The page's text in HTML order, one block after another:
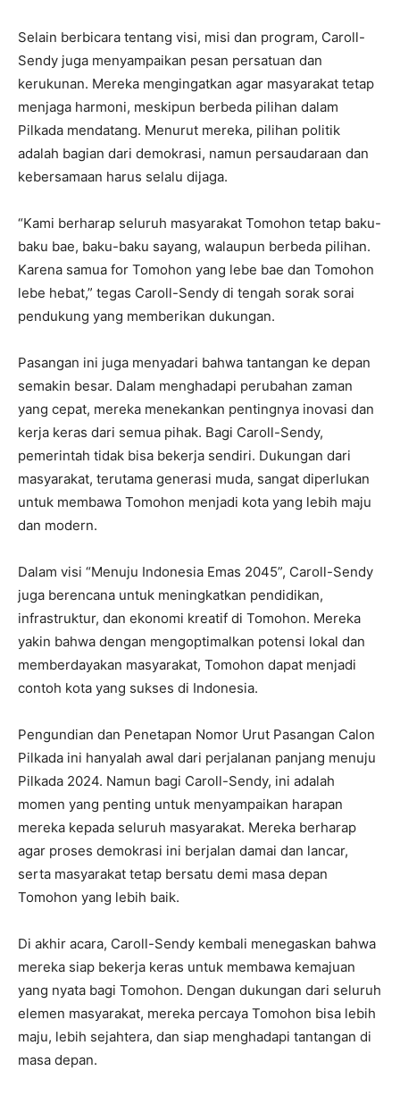
Selain berbicara tentang visi, misi dan program, Caroll-
Sendy juga menyampaikan pesan persatuan dan
kerukunan. Mereka mengingatkan agar masyarakat tetap
menjaga harmoni, meskipun berbeda pilihan dalam
Pilkada mendatang. Menurut mereka, pilihan politik
adalah bagian dari demokrasi, namun persaudaraan dan
kebersamaan harus selalu dijaga.
“Kami berharap seluruh masyarakat Tomohon tetap baku-
baku bae, baku-baku sayang, walaupun berbeda pilihan.
Karena samua for Tomohon yang lebe bae dan Tomohon
lebe hebat,” tegas Caroll-Sendy di tengah sorak sorai
pendukung yang memberikan dukungan.
Pasangan ini juga menyadari bahwa tantangan ke depan
semakin besar. Dalam menghadapi perubahan zaman
yang cepat, mereka menekankan pentingnya inovasi dan
kerja keras dari semua pihak. Bagi Caroll-Sendy,
pemerintah tidak bisa bekerja sendiri. Dukungan dari
masyarakat, terutama generasi muda, sangat diperlukan
untuk membawa Tomohon menjadi kota yang lebih maju
dan modern.
Dalam visi “Menuju Indonesia Emas 2045”, Caroll-Sendy
juga berencana untuk meningkatkan pendidikan,
infrastruktur, dan ekonomi kreatif di Tomohon. Mereka
yakin bahwa dengan mengoptimalkan potensi lokal dan
memberdayakan masyarakat, Tomohon dapat menjadi
contoh kota yang sukses di Indonesia.
Pengundian dan Penetapan Nomor Urut Pasangan Calon
Pilkada ini hanyalah awal dari perjalanan panjang menuju
Pilkada 2024. Namun bagi Caroll-Sendy, ini adalah
momen yang penting untuk menyampaikan harapan
mereka kepada seluruh masyarakat. Mereka berharap
agar proses demokrasi ini berjalan damai dan lancar,
serta masyarakat tetap bersatu demi masa depan
Tomohon yang lebih baik.
Di akhir acara, Caroll-Sendy kembali menegaskan bahwa
mereka siap bekerja keras untuk membawa kemajuan
yang nyata bagi Tomohon. Dengan dukungan dari seluruh
elemen masyarakat, mereka percaya Tomohon bisa lebih
maju, lebih sejahtera, dan siap menghadapi tantangan di
masa depan.